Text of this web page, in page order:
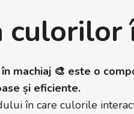
culorilor
machiaj 🎨 este o
și eficiente.
în care culorile